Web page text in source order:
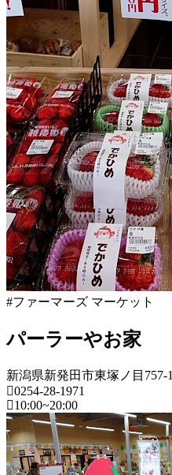
8
18
日
2022
年
8
月
20
日
直
売
所
ね
っ
と
#ファーマーズ マーケット
パーラーやお家
新潟県新発田市東塚ノ目757-1
0254-28-1971
10:00~20:00
潟
県